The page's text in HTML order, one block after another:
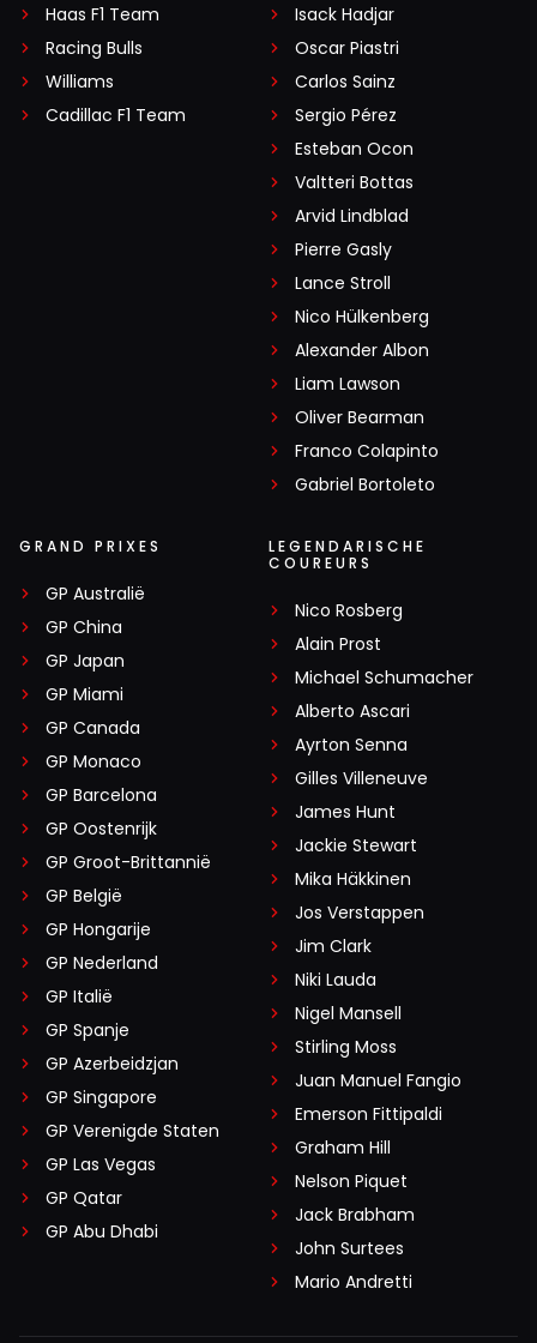
Haas F1 Team
Racing Bulls
Williams
Cadillac F1 Team
Isack Hadjar
Oscar Piastri
Carlos Sainz
Sergio Pérez
Esteban Ocon
Valtteri Bottas
Arvid Lindblad
Pierre Gasly
Lance Stroll
Nico Hülkenberg
Alexander Albon
Liam Lawson
Oliver Bearman
Franco Colapinto
Gabriel Bortoleto
GRAND PRIXES
GP Australië
GP China
GP Japan
GP Miami
GP Canada
GP Monaco
GP Barcelona
GP Oostenrijk
GP Groot-Brittannië
GP België
GP Hongarije
GP Nederland
GP Italië
GP Spanje
GP Azerbeidzjan
GP Singapore
GP Verenigde Staten
GP Las Vegas
GP Qatar
GP Abu Dhabi
LEGENDARISCHE
COUREURS
Nico Rosberg
Alain Prost
Michael Schumacher
Alberto Ascari
Ayrton Senna
Gilles Villeneuve
James Hunt
Jackie Stewart
Mika Häkkinen
Jos Verstappen
Jim Clark
Niki Lauda
Nigel Mansell
Stirling Moss
Juan Manuel Fangio
Emerson Fittipaldi
Graham Hill
Nelson Piquet
Jack Brabham
John Surtees
Mario Andretti